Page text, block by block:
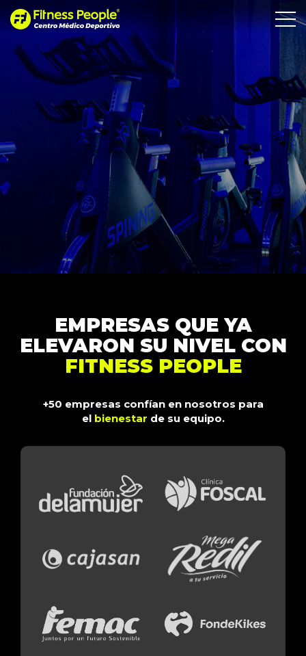
EMPRESAS QUE YA
ELEVARON SU NIVEL CON
FITNESS PEOPLE
+50 empresas confían en nosotros para
el bienestar de su equipo.